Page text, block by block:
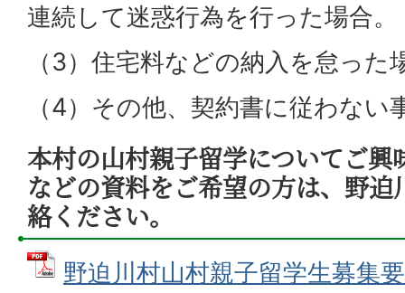
連続して迷惑行為を行った場合。
（3）住宅料などの納入を怠った
（4）その他、契約書に従わない
本村の山村親子留学についてご
などの資料をご希望の方は、野
絡ください。
野迫川村山村親子留学生募集